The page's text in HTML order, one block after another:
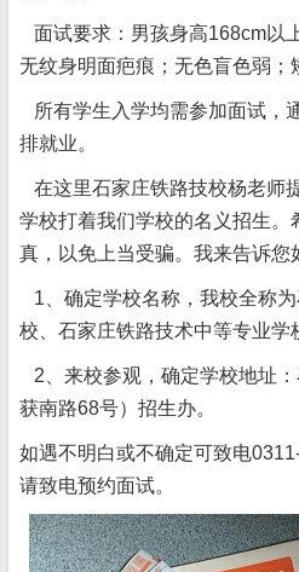
面试要求：男孩身高168cm以
无纹身明面疤痕；无色盲色弱；
所有学生入学均需参加面试，
排就业。
在这里石家庄铁路技校杨老师
学校打着我们学校的名义招生。
真，以免上当受骗。我来告诉您
1、确定学校名称，我校全称
校、石家庄铁路技术中等专业学
2、来校参观，确定学校地址
获南路68号）招生办。
如遇不明白或不确定可致电
请致电预约面试。